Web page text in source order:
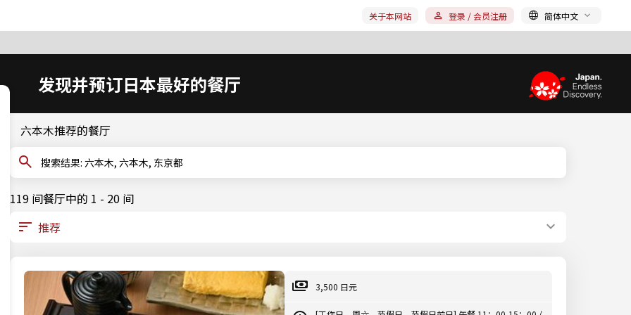
关于本网站 登录 / 会员注册 简体中文
发现并预订日本最好的餐厅
六本木推荐的餐厅
搜索结果: 六本木, 六本木, 东京都
119 间餐厅中的 1 - 20 间
3,500 日元